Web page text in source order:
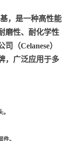
，是一种高性能
磨性、耐化学性
（Celanese）
，广泛应用于多